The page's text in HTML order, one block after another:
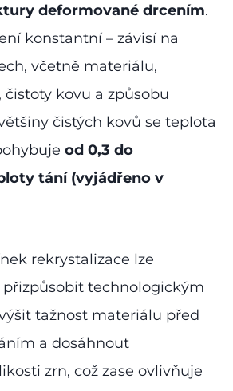
deformované drcením.
konstantní – závisí na
včetně materiálu,
kovu a způsobu
čistých kovů se teplota
od 0,3 do
tání (vyjádřeno v
rekrystalizace lze
technologickým
tažnost materiálu před
a dosáhnout
zrn, což zase ovlivňuje